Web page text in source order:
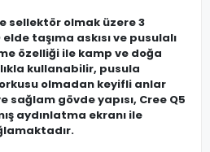
sellektör olmak üzere 3
taşıma askısı ve pusulalı
özelliği ile kamp ve doğa
kullanabilir, pusula
olmadan keyifli anlar
gövde yapısı, Cree Q5
aydınlatma ekranı ile